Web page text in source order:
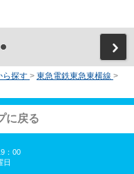
ら探す > 東急電鉄東急東横線 >
に戻る
：00
日